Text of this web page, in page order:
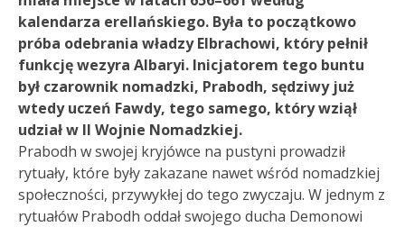
kalendarza erellańskiego. Była to początkowo
próba odebrania władzy Elbrachowi, który pełnił
funkcję wezyra Albaryi. Inicjatorem tego buntu
był czarownik nomadzki, Prabodh, sędziwy już
wtedy uczeń Fawdy, tego samego, który wziął
udział w II Wojnie Nomadzkiej.
Prabodh w swojej kryjówce na pustyni prowadził
rytuały, które były zakazane nawet wśród nomadzkiej
społeczności, przywykłej do tego zwyczaju. W jednym z
rytuałów Prabodh oddał swojego ducha Demonowi